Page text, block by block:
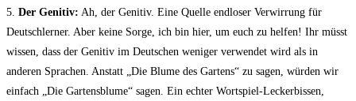
5. Der Genitiv: Ah, der Genitiv. Eine Quelle endloser Verwirrung für
Deutschlerner. Aber keine Sorge, ich bin hier, ⁣um euch zu helfen!⁢ Ihr müsst
wissen, dass der Genitiv im Deutschen weniger verwendet wird als in
anderen Sprachen. Anstatt „Die Blume des Gartens“‍ zu sagen, würden wir
‌einfach „Die Gartensblume“ sagen. Ein echter⁤ Wortspiel-Leckerbissen,